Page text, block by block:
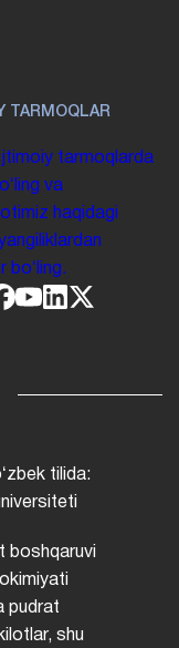
TARMOQLAR
tarmoqlarda
va
haqidagi
boʻling.
tilida:
boshqaruvi
pudrat
shu